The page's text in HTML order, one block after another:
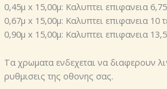
0,45μ x 15,00μ: Καλυπτει επιφανεια
0,67μ x 15,00μ: Καλυπτει επιφανεια 10
0,90μ x 15,00μ: Καλυπτει επιφανεια
Τα χρωματα ενδεχεται να διαφερουν
ρυθμισεις της οθονης σας.